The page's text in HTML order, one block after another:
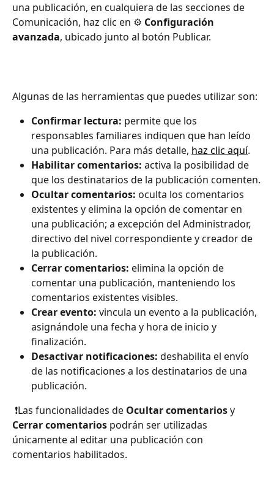
una publicación, en cualquiera de las secciones de
Comunicación, haz clic en ⚙️ Configuración
avanzada, ubicado junto al botón Publicar.
Algunas de las herramientas que puedes utilizar son:
Confirmar lectura: permite que los
responsables familiares indiquen que han leído
una publicación. Para más detalle, haz clic aquí.
Habilitar comentarios: activa la posibilidad de
que los destinatarios de la publicación comenten.
Ocultar comentarios: oculta los comentarios
existentes y elimina la opción de comentar en
una publicación; a excepción del Administrador,
directivo del nivel correspondiente y creador de
la publicación.
Cerrar comentarios: elimina la opción de
comentar una publicación, manteniendo los
comentarios existentes visibles.
Crear evento: vincula un evento a la publicación,
asignándole una fecha y hora de inicio y
finalización.
Desactivar notificaciones: deshabilita el envío
de las notificaciones a los destinatarios de una
publicación.
❗Las funcionalidades de Ocultar comentarios y
Cerrar comentarios podrán ser utilizadas
únicamente al editar una publicación con
comentarios habilitados.